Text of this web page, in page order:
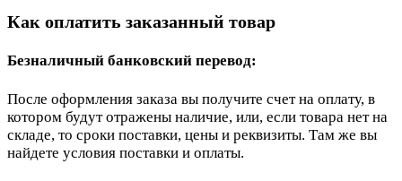
Как оплатить заказанный товар
Безналичный банковский перевод:
После оформления заказа вы получите счет на оплату, в
котором будут отражены наличие, или, если товара нет на
складе, то сроки поставки, цены и реквизиты. Там же вы
найдете условия поставки и оплаты.